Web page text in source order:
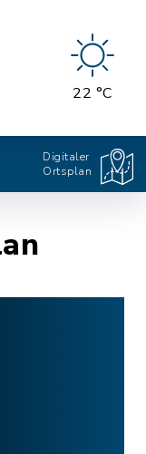
22 °C
Digitaler
Ortsplan